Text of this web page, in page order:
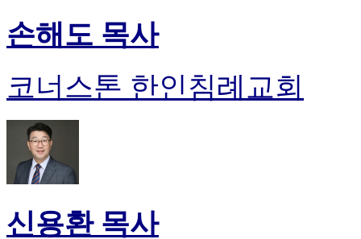
손해도 목사
코너스톤 한인침례교회
신용환 목사